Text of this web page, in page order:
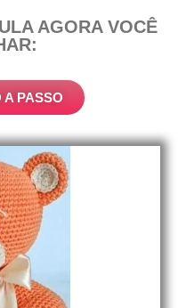
AGORA VOCÊ
A PASSO